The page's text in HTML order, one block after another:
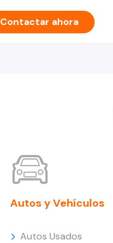
Contactar ahora
Autos y Vehículos
Autos Usados